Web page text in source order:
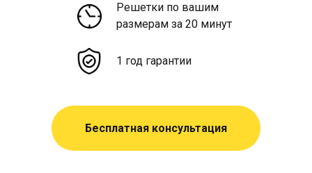
Решетки по вашим
размерам за 20 минут
1 год гарантии
Бесплатная консультация